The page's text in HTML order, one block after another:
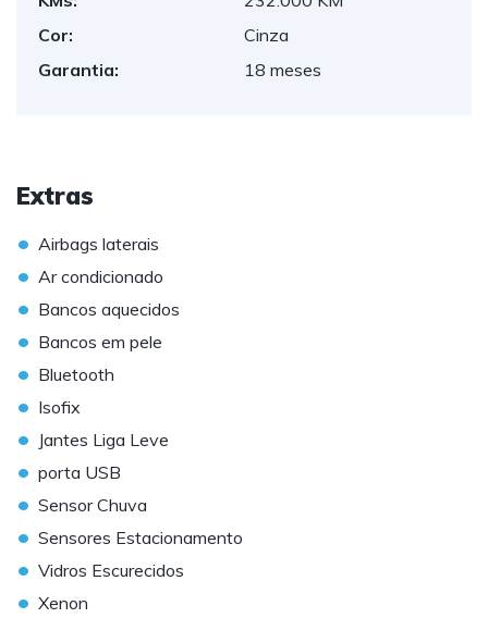
Cor:
Cinza
Garantia:
18 meses
Extras
• Airbags laterais
• Ar condicionado
• Bancos aquecidos
• Bancos em pele
• Bluetooth
• Isofix
• Jantes Liga Leve
• porta USB
• Sensor Chuva
• Sensores Estacionamento
• Vidros Escurecidos
• Xenon